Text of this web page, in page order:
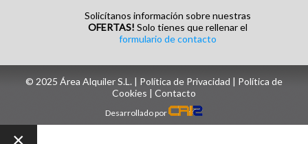
Solicítanos información sobre nuestras
OFERTAS! Solo tienes que rellenar el
formulario de contacto
© 2025 Área Alquiler S.L. | Política de Privacidad
Política de
Cookies
Contacto
Desarrollado por